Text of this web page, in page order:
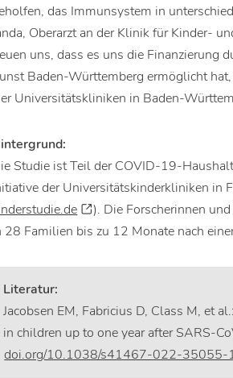
das Immunsystem in
Oberarzt an der Klinik für Kinder-
uns, dass es uns die Finanzierung
Baden-Württemberg ermöglicht
Universitätskliniken in Baden-
Studie ist Teil der COVID-19-
der Universitätskinderkliniken in
). Die Forscherinnen
28 Familien bis zu 12 Monate nach
Literatur:
Jacobsen EM, Fabricius D, Class M, et
in children up to one year after SARS-
doi.org/10.1038/s41467-022-35055-